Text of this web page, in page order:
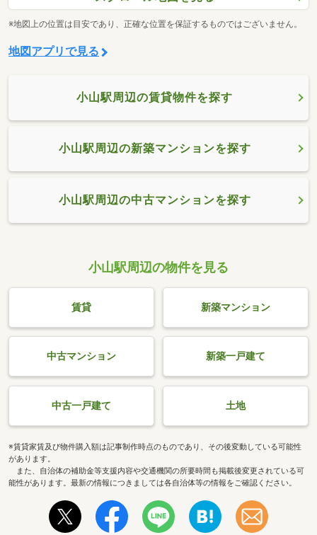
※地図上の位置は目安であり、正確な位置を保証するものではございません。
地図アプリで見る
小山駅周辺の賃貸物件を探す
小山駅周辺の新築マンションを探す
小山駅周辺の中古マンションを探す
小山駅周辺の物件を見る
賃貸 新築マンション
中古マンション 新築一戸建て
中古一戸建て 土地
※賃貸家賃及び物件購入額は記事制作時点のものであり、その後変動している可能性
があります。
また、自治体の補助金等支援内容や交通機関の所要時間も掲載後変更されている可
能性があります。最新の情報につきましては各自治体等の情報をご確認ください。